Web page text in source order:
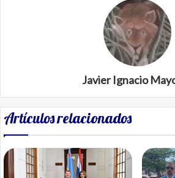
Javier Ignacio
Artículos relacionados